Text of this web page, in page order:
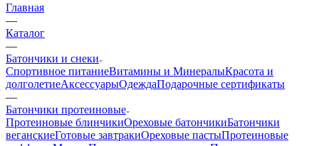
Главная
—
Каталог
—
Батончики и снеки
Спортивное питаниеВитамины и МинералыКрасота и
долголетиеАксессуарыОдеждаПодарочные сертификаты
—
Батончики протеиновые
Протеиновые блинчикиОреховые батончикиБатончики
веганскиеГотовые завтракиОреховые пастыПротеиновые